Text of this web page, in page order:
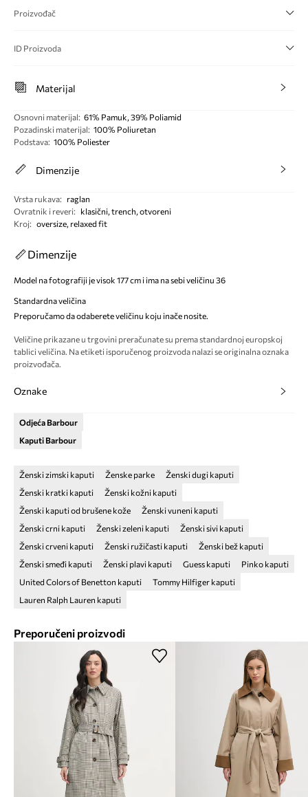
Proizvođač
ID Proizvoda
Materijal
Osnovni materijal: 61% Pamuk, 39% Poliamid
Pozadinski materijal: 100% Poliuretan
Podstava: 100% Poliester
Dimenzije
Vrsta rukava:
raglan
Ovratnik i reveri:
klasični, trench, otvoreni
Kroj: oversize, relaxed fit
Dimenzije
Model na fotografiji je visok 177 cm i ima na sebi veličinu 36
Standardna veličina
Preporučamo da odaberete veličinu koju inače nosite.
Veličine prikazane u trgovini preračunate su prema standardnoj europskoj
tablici veličina. Na etiketi isporučenog proizvoda nalazi se originalna oznaka
proizvođača.
Oznake
Odjeća Barbour
Kaputi Barbour
Ženski zimski kaputi Ženske parke
Ženski dugi kaputi
Ženski kratki kaputi
Ženski kožni kaputi
Ženski kaputi od brušene kože
Ženski vuneni kaputi
Ženski crni kaputi
Ženski zeleni kaputi
Ženski sivi kaputi
Ženski crveni kaputi
Ženski ružičasti kaputi
Ženski bež kaputi
Ženski smeđi kaputi
Ženski plavi kaputi Guess kaputi
Pinko kaputi
United Colors of Benetton kaputi
Tommy Hilfiger kaputi
Lauren Ralph Lauren kaputi
Preporučeni proizvodi